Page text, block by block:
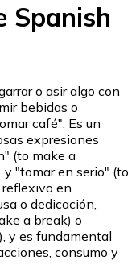
Spanish
o asir algo con
bebidas o
café". Es un
expresiones
(to make a
"tomar en serio" (to
en
o dedicación,
a break) o
y es fundamental
consumo y